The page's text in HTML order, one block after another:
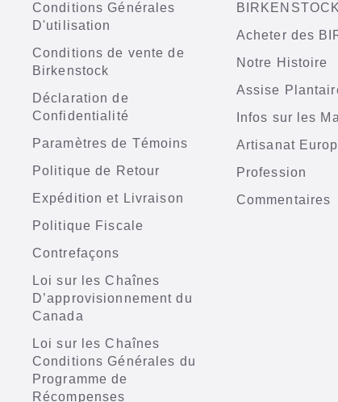
Conditions Générales
D'utilisation
Conditions de vente de
Birkenstock
Déclaration de
Confidentialité
Paramètres de Témoins
Politique de Retour
Expédition et Livraison
Politique Fiscale
Contrefaçons
Loi sur les Chaînes
D’approvisionnement du
Canada
Loi sur les Chaînes
Conditions Générales du
Programme de
Récompenses
Acheter des
Notre Histoire
Assise
Infos sur les
Artisanat
Profession
Commentaires